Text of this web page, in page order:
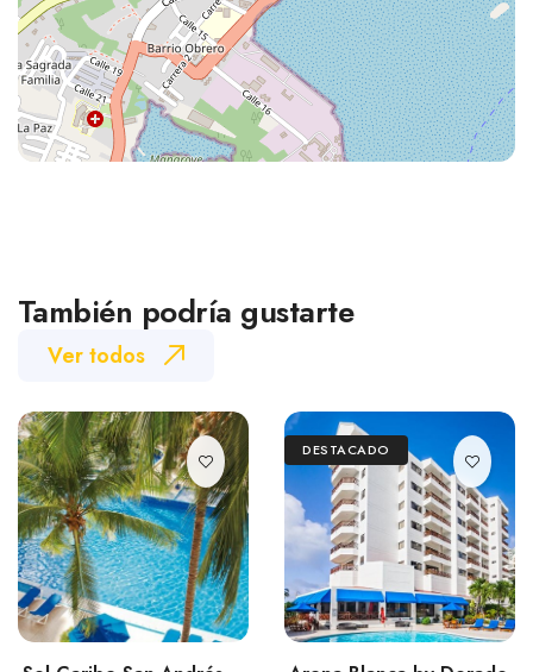
También podría gustarte
Ver todos
DESTACADO